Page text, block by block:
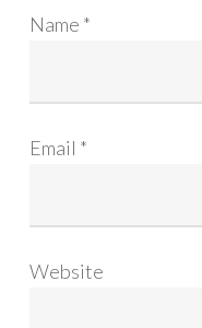
Name *
Email *
Website